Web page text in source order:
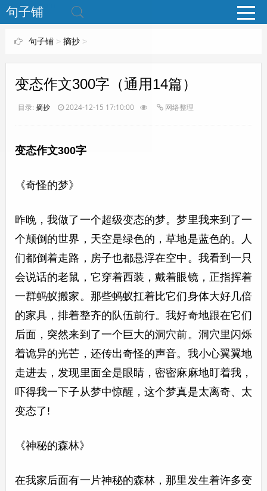
www.bjuzi.com
句子铺
句子铺> 摘抄>
变态作文300字（通用14篇）
目录: 摘抄 2024-12-15 17:10:00 网络整理
变态作文300字
《奇怪的梦》
昨晚，我做了一个超级变态的梦。梦里我来到了一
个颠倒的世界，天空是绿色的，草地是蓝色的。人
们都倒着走路，房子也都悬浮在空中。我看到一只
会说话的老鼠，它穿着西装，戴着眼镜，正指挥着
一群蚂蚁搬家。那些蚂蚁扛着比它们身体大好几倍
的家具，排着整齐的队伍前行。我好奇地跟在它们
后面，突然来到了一个巨大的洞穴前。洞穴里闪烁
着诡异的光芒，还传出奇怪的声音。我小心翼翼地
走进去，发现里面全是眼睛，密密麻麻地盯着我，
吓得我一下子从梦中惊醒，这个梦真是太离奇、太
变态了!
《神秘的森林》
在我家后面有一片神秘的森林，那里发生着许多变